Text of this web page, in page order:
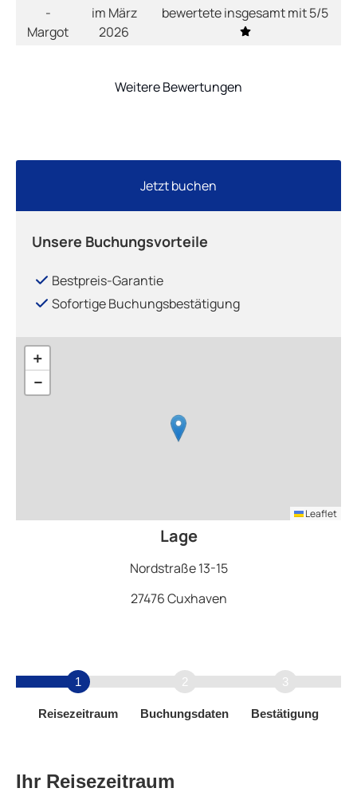
-
Margot
im März
2026
bewertete insgesamt mit 5/5
Weitere Bewertungen
Jetzt buchen
Unsere Buchungsvorteile
Bestpreis-Garantie
Sofortige Buchungsbestätigung
+
−
Leaflet
Lage
Nordstraße 13-15
27476 Cuxhaven